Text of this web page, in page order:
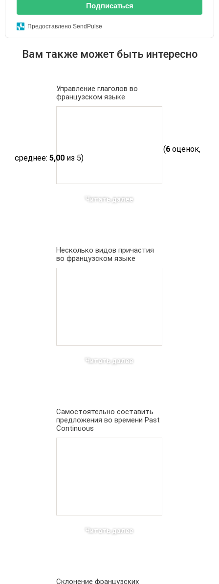
(6 оценок,
среднее: 5,00 из 5)
Подписаться
Предоставлено SendPulse
Вам также может быть интересно
Управление глаголов во
французском языке
Читать далее
Несколько видов причастия
во французском языке
Читать далее
Самостоятельно составить
предложения во времени Past
Continuous
Читать далее
Склонение французских